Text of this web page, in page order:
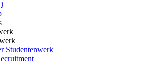
Studentenwerk